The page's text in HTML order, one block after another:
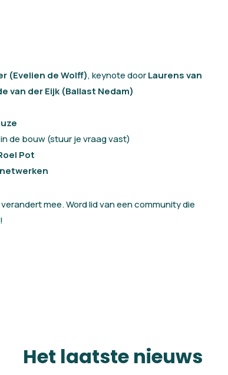
(Evelien de Wolff), keynote doorLaurens van
van der Eijk (Ballast Nedam)
de bouw (stuur je vraag vast)
Pot
mee. Word lid van een community die
Het laatste nieuws